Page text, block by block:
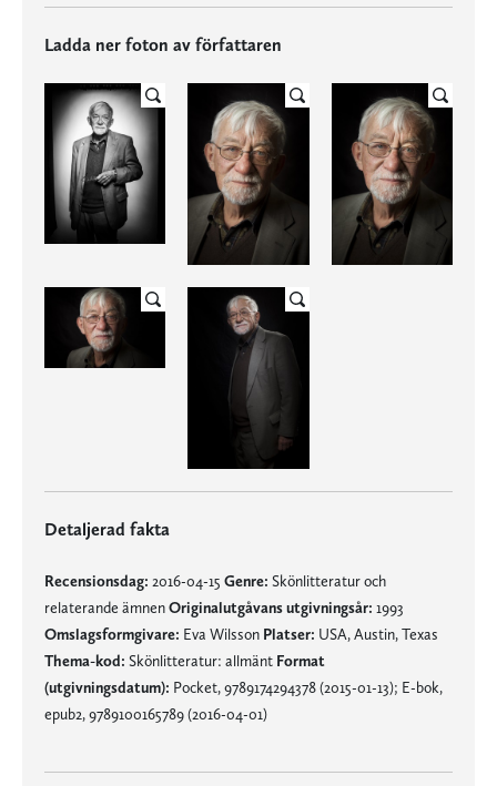
Ladda ner foton av författaren
Detaljerad fakta
Recensionsdag: 2016-04-15 Genre: Skönlitteratur och
relaterande ämnenOriginalutgåvans utgivningsår: 1993
Omslagsformgivare: Eva Wilsson Platser: USA, Austin, Texas
Thema-kod: Skönlitteratur: allmänt Format
(utgivningsdatum): Pocket, 9789174294378 (2015-01-13); E-bok,
epub2, 9789100165789 (2016-04-01)